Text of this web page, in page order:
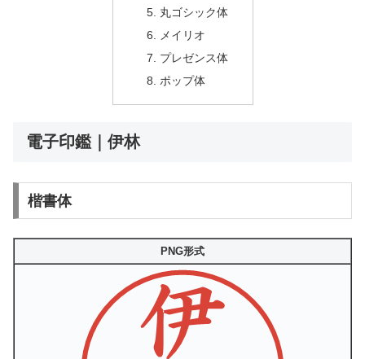
丸ゴシック体
メイリオ
プレゼンス体
ポップ体
電子印鑑｜伊林
楷書体
PNG形式